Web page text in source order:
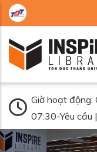
Nhảy đến nội dung
Giờ hoạt động:
07:30-Yêu cầu |